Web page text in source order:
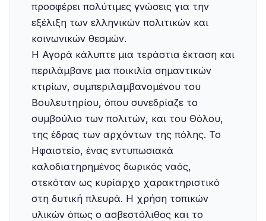
προσφέρει πολύτιμες γνώσεις για την
εξέλιξη των ελληνικών πολιτικών και
κοινωνικών θεσμών.
Η Αγορά κάλυπτε μια τεράστια έκταση και
περιλάμβανε μια ποικιλία σημαντικών
κτιρίων, συμπεριλαμβανομένου του
Βουλευτηρίου, όπου συνεδρίαζε το
συμβούλιο των πολιτών, και του Θόλου,
της έδρας των αρχόντων της πόλης. Το
Ηφαιστείο, ένας εντυπωσιακά
καλοδιατηρημένος δωρικός ναός,
στεκόταν ως κυρίαρχο χαρακτηριστικό
στη δυτική πλευρά. Η χρήση τοπικών
υλικών όπως ο ασβεστόλιθος και το